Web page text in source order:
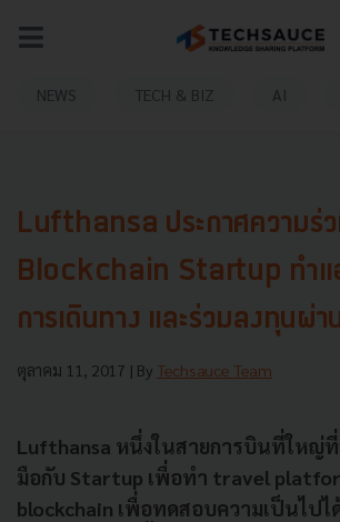
NEWS TECH & BIZ AI
Lufthansa ประกาศความร่
Blockchain Startup ทำแ
การเดินทาง และร่วมลงทุนผ่า
ตุลาคม 11, 2017 | By Techsauce Team
Lufthansa หนึ่งในสายการบินที่ใหญ่
มือกับ Startup เพื่อทำ travel
blockchain เพื่อทดสอบความเป็นไปไ